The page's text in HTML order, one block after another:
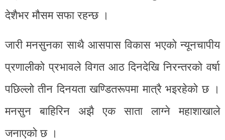
देशैभर मौसम सफा रहन्छ ।
जारी मनसुनका साथै आसपास विकास भएको न्यूनचापीय
प्रणालीको प्रभावले विगत आठ दिनदेखि निरन्तरको वर्षा
पछिल्लो तीन दिनयता खण्डितरूपमा मात्रै भइरहेको छ ।
मनसुन बाहिरिन अझै एक साता लाग्ने महाशाखाले
जनाएको छ ।